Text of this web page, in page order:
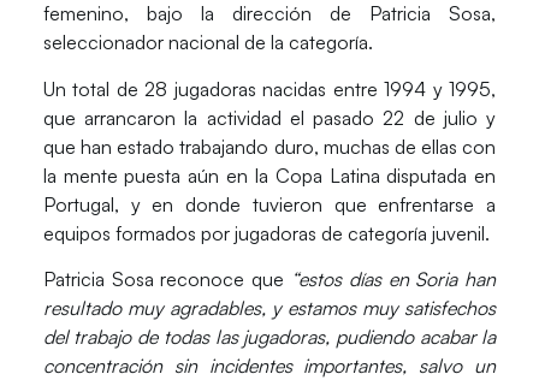
femenino, bajo la dirección de Patricia Sosa,
seleccionador nacional de la categoría.
Un total de 28 jugadoras nacidas entre 1994 y 1995,
que arrancaron la actividad el pasado 22 de julio y
que han estado trabajando duro, muchas de ellas con
la mente puesta aún en la Copa Latina disputada en
Portugal, y en donde tuvieron que enfrentarse a
equipos formados por jugadoras de categoría juvenil.
Patricia Sosa reconoce que “estos días en Soria han
resultado muy agradables, y estamos muy satisfechos
del trabajo de todas las jugadoras, pudiendo acabar la
concentración sin incidentes importantes, salvo un